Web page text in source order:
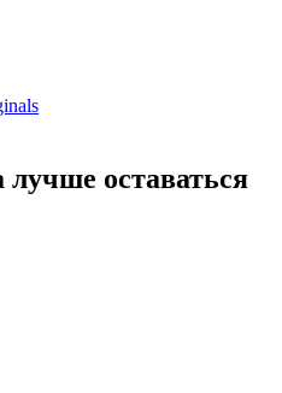
оставаться